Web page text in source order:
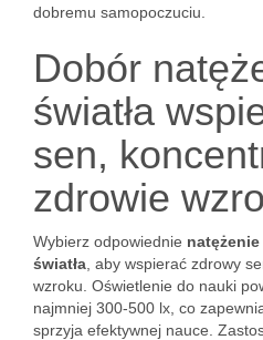
dobremu samopoczuciu.
Dobór
światła
sen,
zdrowie
Wybierz odpowiednie
światła , aby wspierać zdrowy
wzroku. Oświetlenie do nauki
najmniej 300-500 lx, co
sprzyja efektywnej nauce.